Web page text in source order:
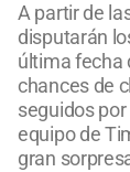
A partir de
disputarán
última fecha
chances de
seguidos por
equipo de
gran